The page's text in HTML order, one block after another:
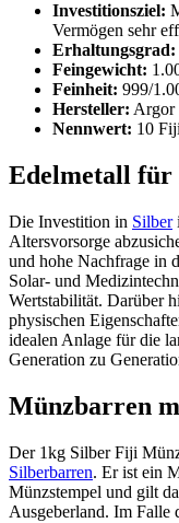
Investitionsziel:
Vermögen sehr
Erhaltungsgrad:
Feingewicht:
Feinheit: 999/
Hersteller: Argor
Nennwert: 10
Edelmetall für
Die Investition in Silber
Altersvorsorge
und hohe Nachfrage in
Solar- und
Wertstabilität. Darüber
physischen
idealen Anlage für die
Generation zu
Münzbarren
Der 1kg Silber Fiji
Silberbarren. Er ist ein
Münzstempel und gilt
Ausgeberland. Im Falle